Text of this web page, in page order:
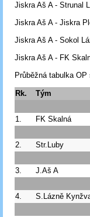
Jiskra Aš A - Strunal
Jiskra Aš A - Jiskra
Jiskra Aš A - Sokol
Jiskra Aš A - FK
Průběžná tabulka
Rk. Tým
1. FK Skalná
2. Str.Luby
3. J.Aš A
4. S.Lázně